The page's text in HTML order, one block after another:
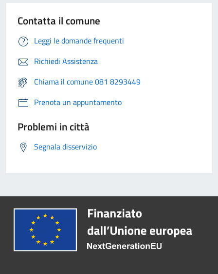
Contatta il comune
Leggi le domande frequenti
Richiedi Assistenza
Chiama il comune 081 8293449
Prenota un appuntamento
Problemi in città
Segnala disservizio